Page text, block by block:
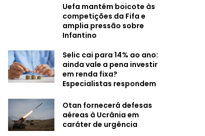
Uefa mantém boicote às
competições da Fifa e
amplia pressão sobre
Infantino
Selic cai para 14% ao ano:
ainda vale a pena investir
em renda fixa?
Especialistas respondem
Otan fornecerá defesas
aéreas à Ucrânia em
caráter de urgência